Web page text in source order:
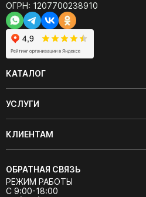
ОГРН: 1207700238910
КАТАЛОГ
УСЛУГИ
КЛИЕНТАМ
ОБРАТНАЯ СВЯЗЬ
РЕЖИМ РАБОТЫ
С 9:00-18:00